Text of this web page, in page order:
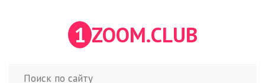
1 ZOOM.CLUB